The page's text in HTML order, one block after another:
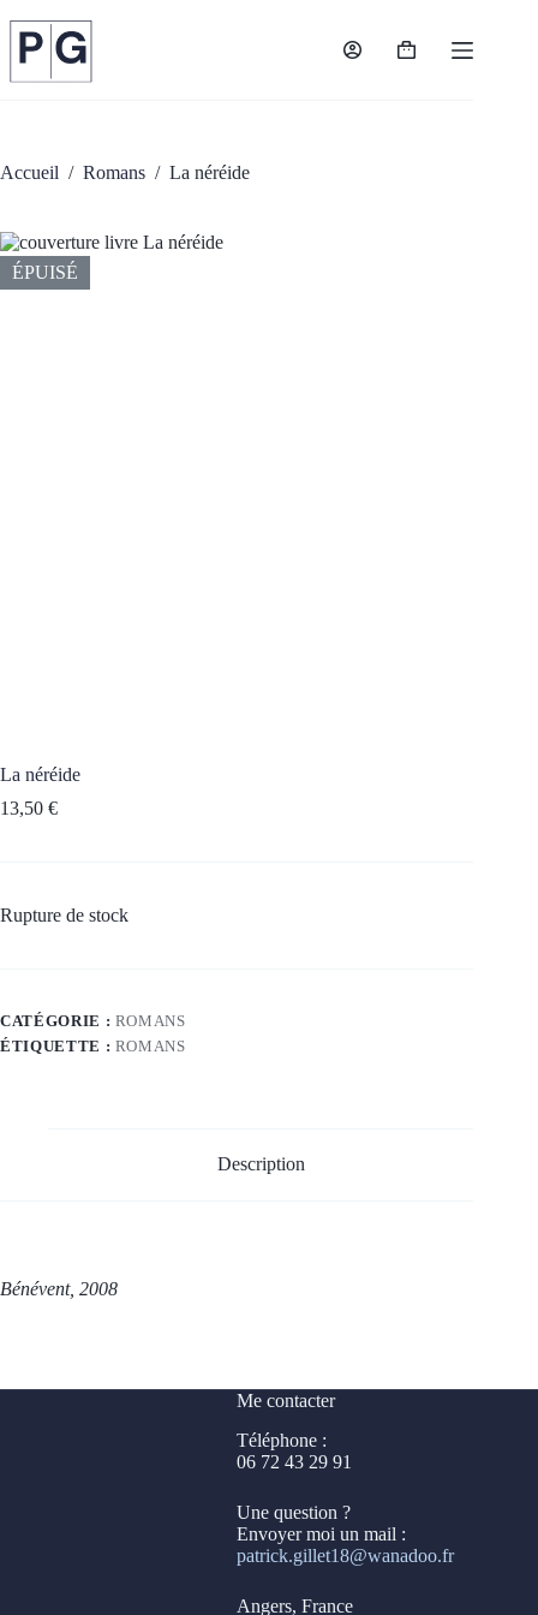
contenu
Panier
Accueil / Romans / La néréide
ÉPUISÉ
La néréide
13,50 €
Rupture de stock
CATÉGORIE : ROMANS
ÉTIQUETTE : ROMANS
Description
Bénévent, 2008
Me contacter
Téléphone :
06 72 43 29 91
Une question ?
Envoyer moi un mail :
patrick.gillet18@wanadoo.fr
Angers, France